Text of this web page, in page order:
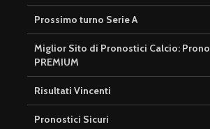
Prossimo turno Serie A
Miglior Sito di Pronostici Calcio:
PREMIUM
Risultati Vincenti
Pronostici Sicuri